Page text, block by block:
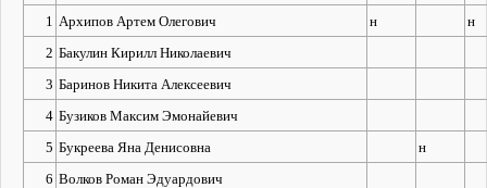
1 Архипов Артем Олегович н
н
2 Бакулин Кирилл Николаевич
3 Баринов Никита Алексеевич
4 Бузиков Максим Эмонайевич
5 Букреева Яна Денисовна
н
6 Волков Роман Эдуардович